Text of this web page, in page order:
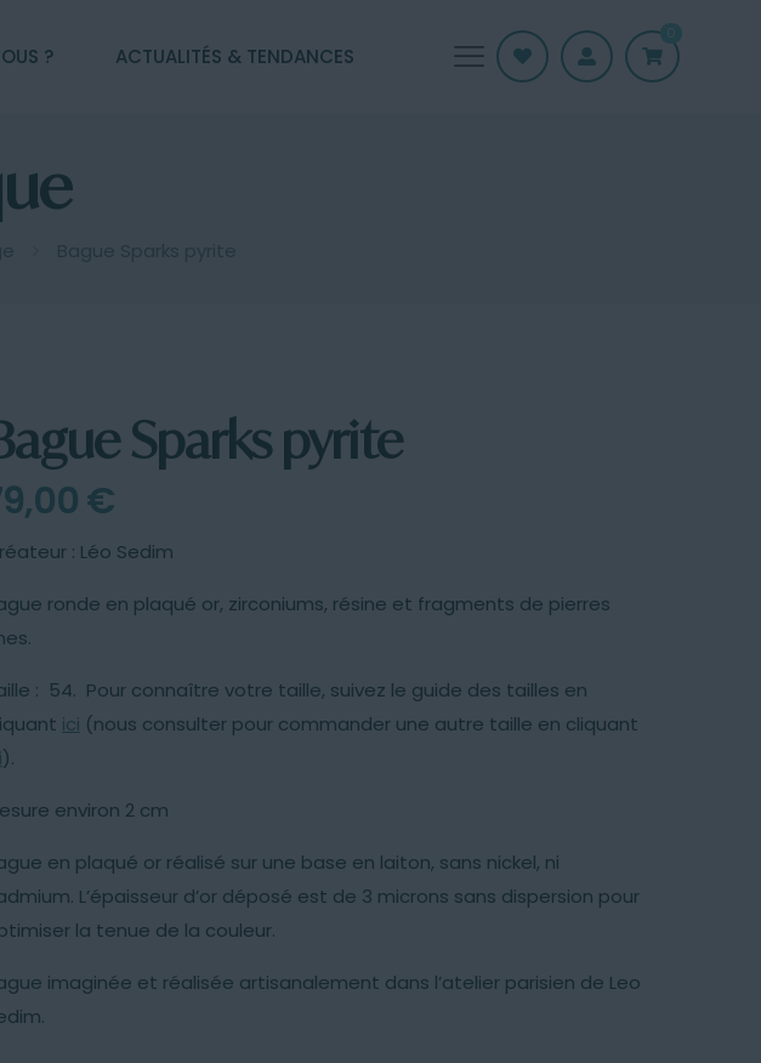
? ACTUALITÉS & TENDANCES
0
Sparks pyrite
€
: Léo Sedim
ronde en plaqué or, zirconiums, résine et fragments de pierres
: 54. Pour connaître votre taille, suivez le guide des tailles en
ici (nous consulter pour commander une autre taille en cliquant
).
environ 2 cm
en plaqué or réalisé sur une base en laiton, sans nickel, ni
L’épaisseur d’or déposé est de 3 microns sans dispersion pour
la tenue de la couleur.
imaginée et réalisée artisanalement dans l’atelier parisien de Leo